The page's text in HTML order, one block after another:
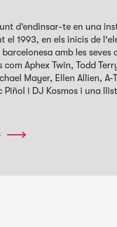
d’endinsar-te en una
el 1993, en els inicis de
amb les
com Aphex Twin, Todd
Mayer, Ellen Allien,
Piñol i DJ Kosmos i una